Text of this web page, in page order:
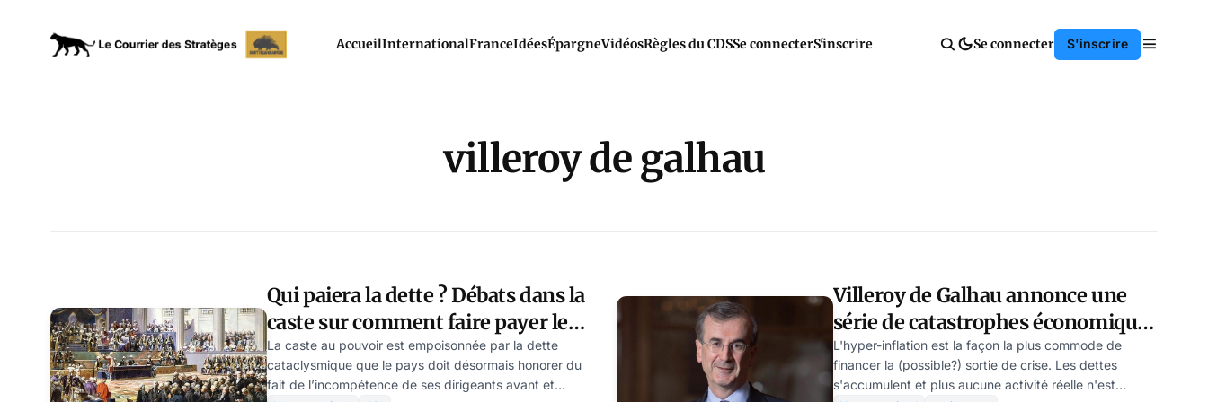
AccueilInternationalFranceIdéesÉpargneVidéosRègles du CDSSe connecterS'inscrire Se connecter S'inscrire
villeroy de galhau
Qui paiera la dette ? Débats dans la
caste sur comment faire payer les
autres
La caste au pouvoir est empoisonnée par la dette
cataclysmique que le pays doit désormais honorer du
fait de l’incompétence de ses dirigeants avant et
Villeroy de Galhau annonce une
série de catastrophes économiques
en France
L'hyper-inflation est la façon la plus commode de
financer la (possible?) sortie de crise. Les dettes
s'accumulent et plus aucune activité réelle n'est